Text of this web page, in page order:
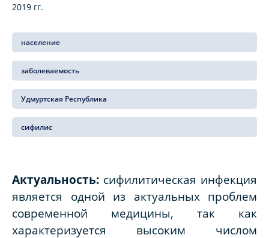
2019 гг.
население
заболеваемость
Удмуртская Республика
сифилис
Актуальность: сифилитическая инфекция
является одной из актуальных проблем
современной медицины, так как
характеризуется высоким числом